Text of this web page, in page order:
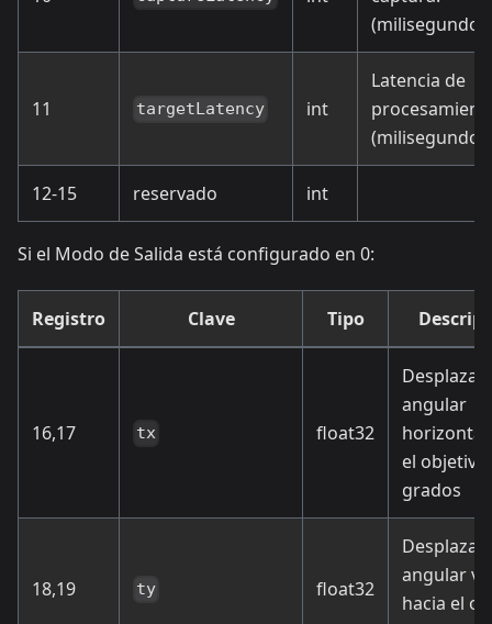
11 targetLatency int
Latencia de
12-15 reservado int
Si el Modo de Salida está configurado en 0:
Registro Clave Tipo
16,17 tx float32
angular
horizontal
el objetivo
grados
18,19 ty float32
angular
hacia el